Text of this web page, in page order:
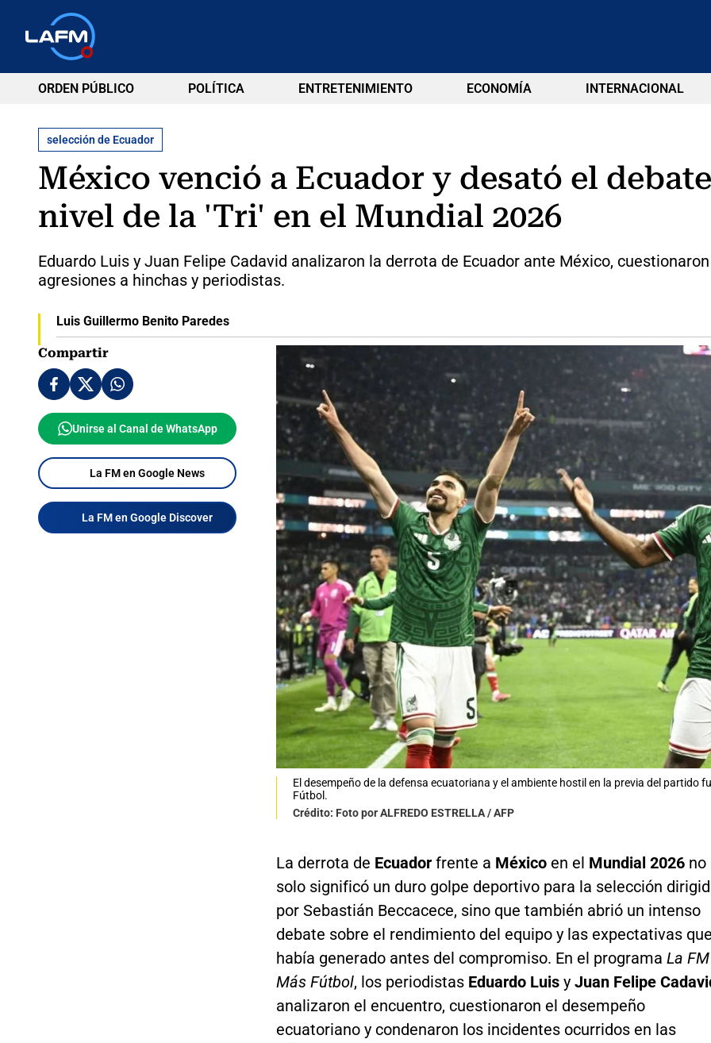
ORDEN PÚBLICO POLÍTICA ENTRETENIMIENTO ECONOMÍA INTERNACIONAL
selección de Ecuador
México venció a Ecuador y desató el
nivel de la 'Tri' en el Mundial 2026
Eduardo Luis y Juan Felipe Cadavid analizaron la derrota de Ecuador ante México,
agresiones a hinchas y periodistas.
Luis Guillermo Benito Paredes
Compartir
Unirse al Canal de WhatsApp
La FM en Google News
La FM en Google Discover
El desempeño de la defensa ecuatoriana y el ambiente hostil en la previa del partido
Fútbol.
Crédito: Foto por ALFREDO ESTRELLA / AFP
La derrota de Ecuadorfrente a Méxicoen el Mundial 2026no
solo significó un duro golpe deportivo para la selección
por Sebastián Beccacece, sino que también abrió un intenso
debate sobre el rendimiento del equipo y las expectativas
había generado antes del compromiso. En el programa La FM
Más Fútbol, los periodistas Eduardo Luisy Juan Felipe
analizaron el encuentro, cuestionaron el desempeño
ecuatoriano y condenaron los incidentes ocurridos en las